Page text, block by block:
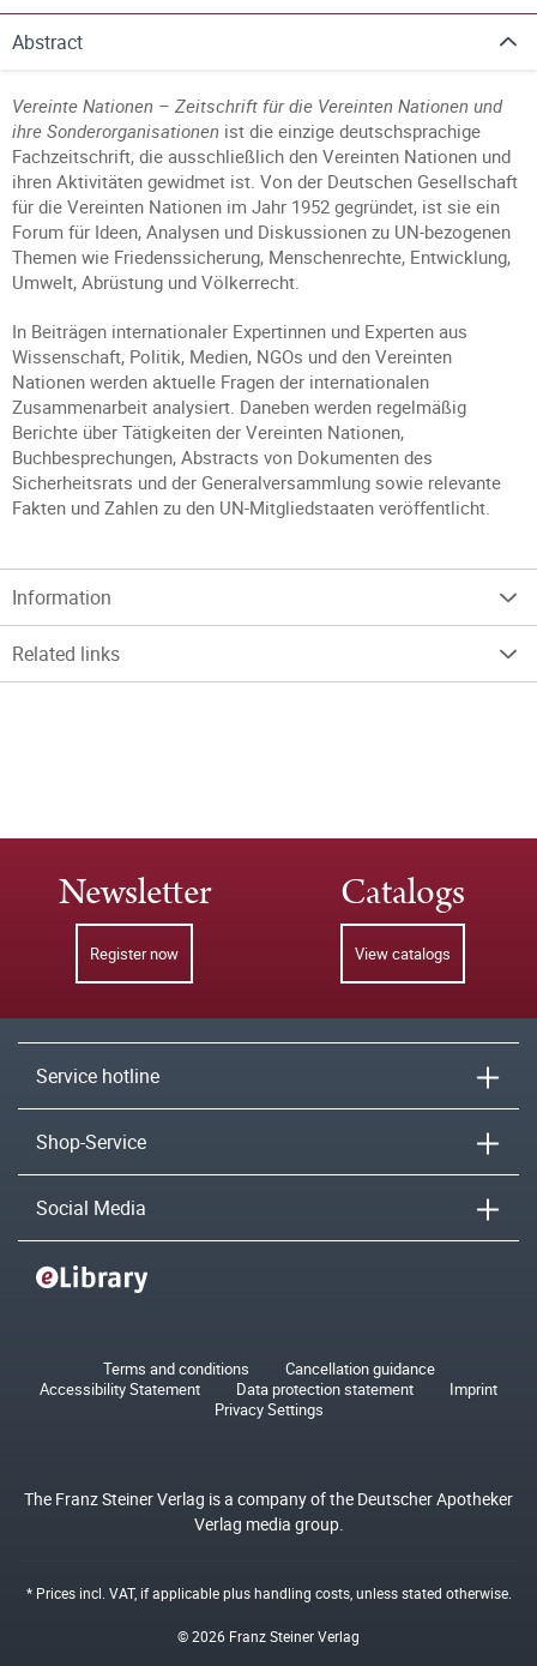
Abstract
Vereinte Nationen – Zeitschrift für die Vereinten Nationen und
ihre Sonderorganisationen ist die einzige deutschsprachige
Fachzeitschrift, die ausschließlich den Vereinten Nationen und
ihren Aktivitäten gewidmet ist. Von der Deutschen Gesellschaft
für die Vereinten Nationen im Jahr 1952 gegründet, ist sie ein
Forum für Ideen, Analysen und Diskussionen zu UN-bezogenen
Themen wie Friedenssicherung, Menschenrechte, Entwicklung,
Umwelt, Abrüstung und Völkerrecht.
In Beiträgen internationaler Expertinnen und Experten aus
Wissenschaft, Politik, Medien, NGOs und den Vereinten
Nationen werden aktuelle Fragen der internationalen
Zusammenarbeit analysiert. Daneben werden regelmäßig
Berichte über Tätigkeiten der Vereinten Nationen,
Buchbesprechungen, Abstracts von Dokumenten des
Sicherheitsrats und der Generalversammlung sowie relevante
Fakten und Zahlen zu den UN-Mitgliedstaaten veröffentlicht.
Information
Related links
Newsletter
Register now
Catalogs
View catalogs
Service hotline
Shop-Service
Social Media
Terms and conditions
Cancellation guidance
Accessibility Statement
Data protection statement
Imprint
Privacy Settings
The Franz Steiner Verlag is a company of the Deutscher Apotheker
Verlag media group.
* Prices incl. VAT, if applicable plushandling costs, unless stated otherwise.
© 2026 Franz Steiner Verlag